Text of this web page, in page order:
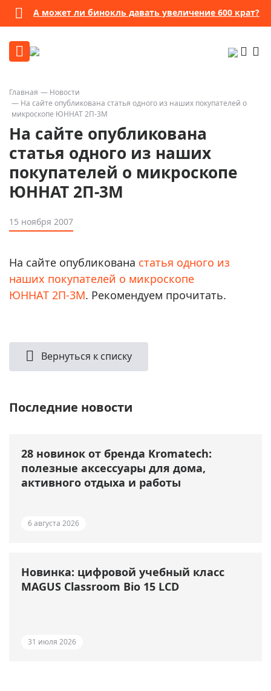
А может ли бинокль давать увеличение 600 крат?
Главная
Новости
На сайте опубликована статья одного из наших покупателей о
микроскопе ЮННАТ 2П-3М
На сайте опубликована
статья одного из наших
покупателей о микроскопе
ЮННАТ 2П-3М
15 ноября 2007
На сайте опубликована статья одного из
наших покупателей о микроскопе
ЮННАТ 2П-3М. Рекомендуем прочитать.
Вернуться к списку
Последние новости
28 новинок от бренда Kromatech:
полезные аксессуары для дома,
активного отдыха и работы
6 августа 2026
Новинка: цифровой учебный класс
MAGUS Classroom Bio 15 LCD
31 июля 2026